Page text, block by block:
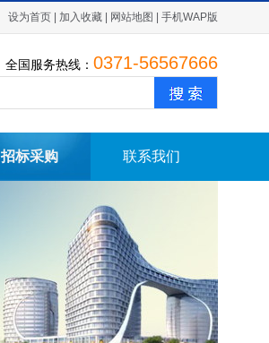
设为首页 加入收藏 网站地图 手机WAP版
全国服务热线： 0371-56567666
招标采购 联系我们